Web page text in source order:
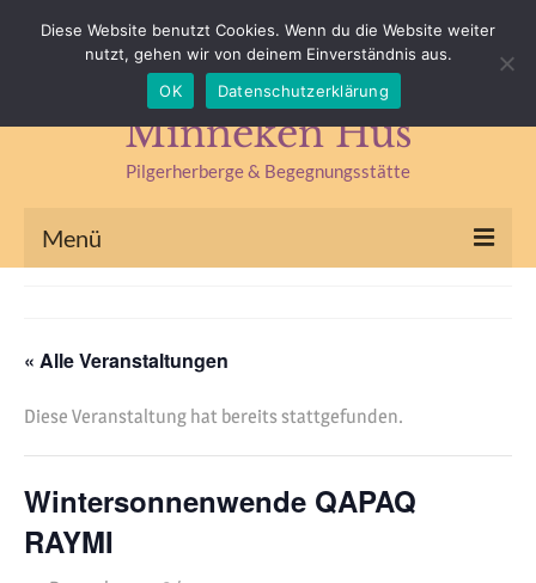
Impressum Datenschutz Kontakt & Anfahrt
Suchen
nach:
Minneken Hus
Pilgerherberge & Begegnungsstätte
Menü
Kräuterlädchen
Seminare & Fasten
Kräuterseminare
Heilreisen
« Alle Veranstaltungen
Diese Veranstaltung hat bereits stattgefunden.
Wintersonnenwende QAPAQ
RAYMI
Diese Website benutzt Cookies. Wenn du die Website weiter
nutzt, gehen wir von deinem Einverständnis aus.
OK
Datenschutzerklärung